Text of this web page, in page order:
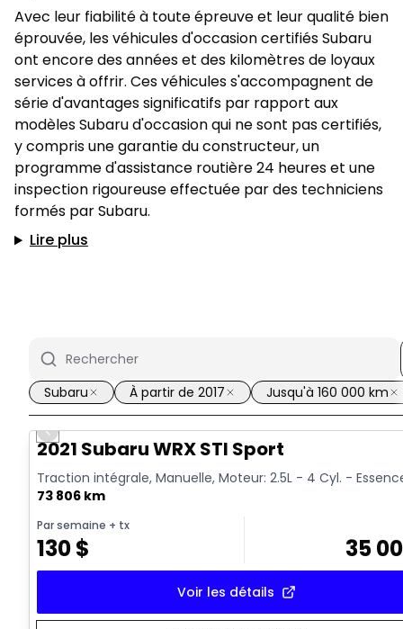
Avec leur fiabilité à toute épreuve et leur qualité bien
éprouvée, les véhicules d'occasion certifiés Subaru
ont encore des années et des kilomètres de loyaux
services à offrir. Ces véhicules s'accompagnent de
série d'avantages significatifs par rapport aux
modèles Subaru d'occasion qui ne sont pas certifiés,
y compris une garantie du constructeur, un
programme d'assistance routière 24 heures et une
inspection rigoureuse effectuée par des techniciens
formés par Subaru.
Lire plus
Subaru À partir de 2017 Jusqu'à 160 000 km
Vidéo disponible
Previous slide
2021 Subaru WRX STI Sport
Traction intégrale, Manuelle, Moteur: 2.5L - 4 Cyl. -
73 806 km
Par semaine + tx
130$ 35
Voir les détails